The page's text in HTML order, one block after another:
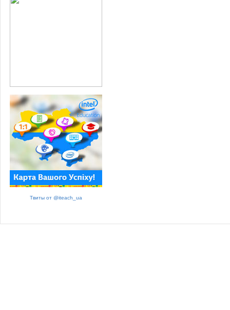
Твиты от @iteach_ua